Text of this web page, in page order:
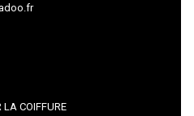
LA COIFFURE